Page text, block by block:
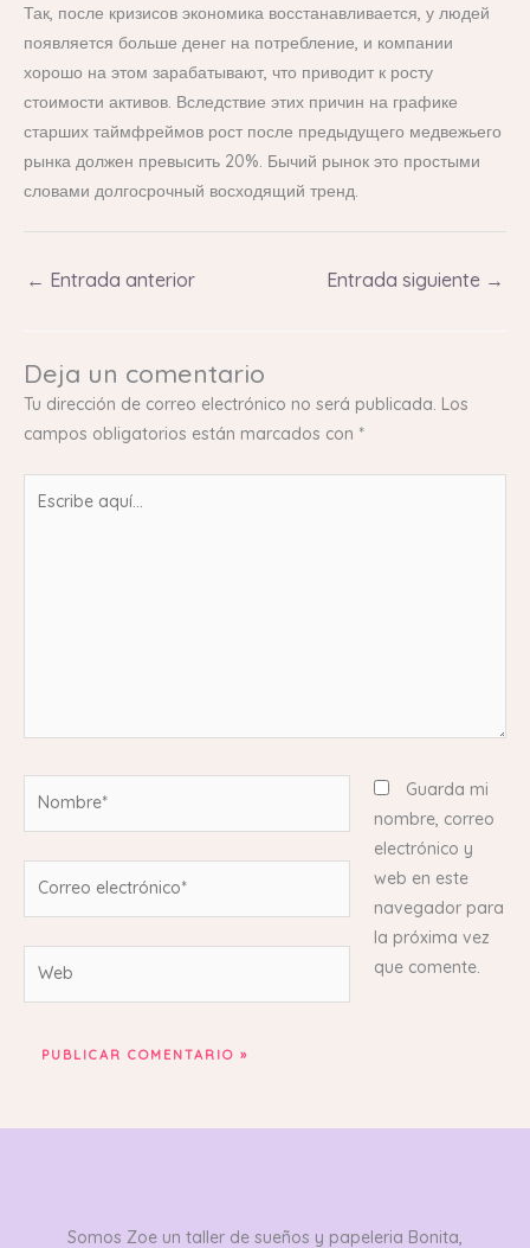
Так, после кризисов экономика восстанавливается, у людей
появляется больше денег на потребление, и компании
хорошо на этом зарабатывают, что приводит к росту
стоимости активов. Вследствие этих причин на графике
старших таймфреймов рост после предыдущего медвежьего
рынка должен превысить 20%. Бычий рынок это простыми
словами долгосрочный восходящий тренд.
← Entrada anterior Entrada siguiente →
Deja un comentario
Tu dirección de correo electrónico no será publicada. Los
campos obligatorios están marcados con *
Guarda mi
nombre, correo
electrónico y
web en este
navegador para
la próxima vez
que comente.
Somos Zoe un taller de sueños y papeleria Bonita,